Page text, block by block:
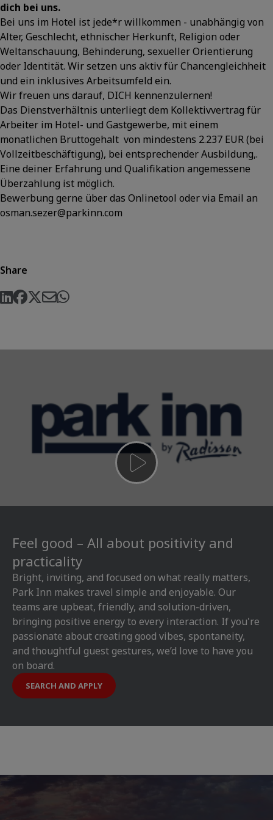
dich bei uns.
Bei uns im Hotel ist jede*r willkommen - unabhängig von
Alter, Geschlecht, ethnischer Herkunft, Religion oder
Weltanschauung, Behinderung, sexueller Orientierung
oder Identität. Wir setzen uns aktiv für Chancengleichheit
und ein inklusives Arbeitsumfeld ein.
Wir freuen uns darauf, DICH kennenzulernen!
Das Dienstverhältnis unterliegt dem Kollektivvertrag für
Arbeiter im Hotel- und Gastgewerbe, mit einem
monatlichen Bruttogehalt von mindestens 2.237 EUR (bei
Vollzeitbeschäftigung), bei entsprechender Ausbildung,.
Eine deiner Erfahrung und Qualifikation angemessene
Überzahlung ist möglich.
Bewerbung gerne über das Onlinetool oder via Email an
osman.sezer@parkinn.com
Share
Feel good – All about positivity and
practicality
Bright, inviting, and focused on what really matters,
Park Inn makes travel simple and enjoyable. Our
teams are upbeat, friendly, and solution-driven,
bringing positive energy to every interaction. If you're
passionate about creating good vibes, spontaneity,
and thoughtful guest gestures, we’d love to have you
on board.
SEARCH AND APPLY